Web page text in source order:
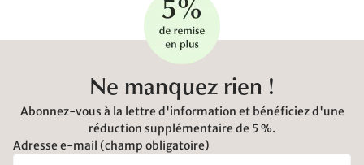
Ne manquez rien !
Abonnez-vous à la lettre d'information et bénéficiez d'une
réduction supplémentaire de 5 %.
Adresse e-mail (champ obligatoire)